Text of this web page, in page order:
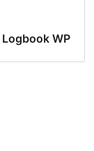
Logbook WP